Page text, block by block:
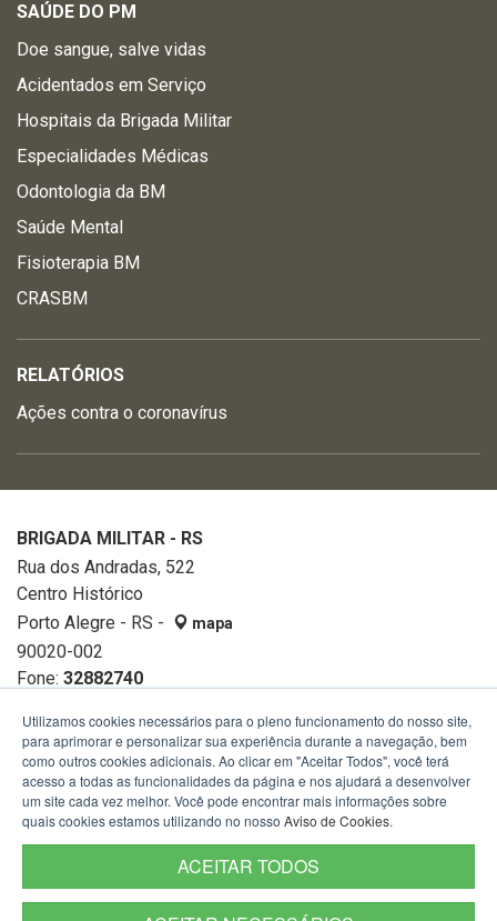
SAÚDE DO PM
Doe sangue, salve vidas
Acidentados em Serviço
Hospitais da Brigada Militar
Especialidades Médicas
Odontologia da BM
Saúde Mental
Fisioterapia BM
CRASBM
RELATÓRIOS
Ações contra o coronavírus
BRIGADA MILITAR - RS
Rua dos Andradas, 522
Centro Histórico
Porto Alegre - RS -
mapa
90020-002
Fone: 32882740
Utilizamos cookies necessários para o pleno funcionamento do nosso site,
para aprimorar e personalizar sua experiência durante a navegação, bem
como outros cookies adicionais. Ao clicar em "Aceitar Todos", você terá
acesso a todas as funcionalidades da página e nos ajudará a desenvolver
um site cada vez melhor. Você pode encontrar mais informações sobre
quais cookies estamos utilizando no nosso Aviso de Cookies.
ACEITAR TODOS